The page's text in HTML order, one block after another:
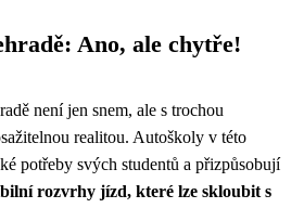
Ano, ale chytře!
není jen snem, ale s trochou
realitou. Autoškoly v této
potřeby svých studentů a přizpůsobují
rozvrhy jízd, které lze skloubit s